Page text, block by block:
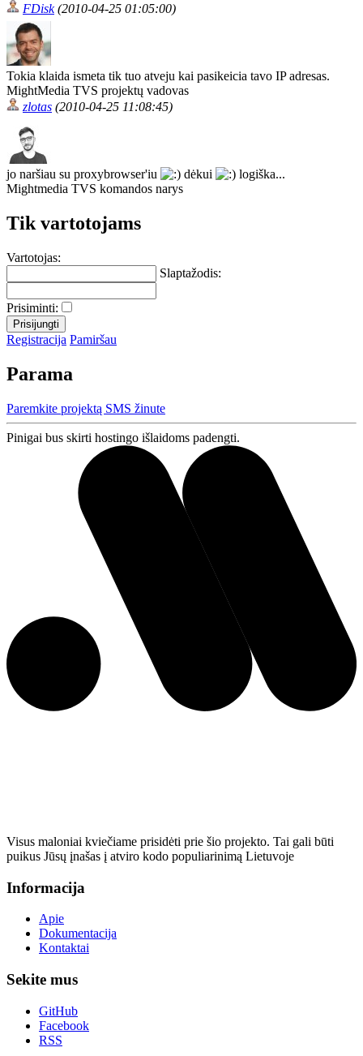
FDisk(2010-04-25 01:05:00)
Tokia klaida ismeta tik tuo atveju kai pasikeicia tavo IP adresas.
MightMedia TVS projektų vadovas
zlotas (2010-04-25 11:08:45)
jo naršiau su proxybrowser'iu dėkui
logiška...
Mightmedia TVS komandos narys
Tik vartotojams
Vartotojas:
Slaptažodis:
Prisiminti:
Registracija Pamiršau
Parama
Paremkite projektą SMS žinute
Pinigai bus skirti hostingo išlaidoms padengti.
Visus maloniai kviečiame prisidėti prie šio projekto. Tai gali būti
puikus Jūsų įnašas į atviro kodo populiarinimą Lietuvoje
Informacija
Apie
Dokumentacija
Kontaktai
Sekite mus
GitHub
Facebook
RSS